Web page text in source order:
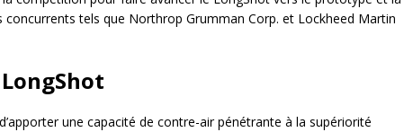
tels que Northrop Grumman Corp. et Lockheed Martin
une capacité de contre-air pénétrante à la supériorité